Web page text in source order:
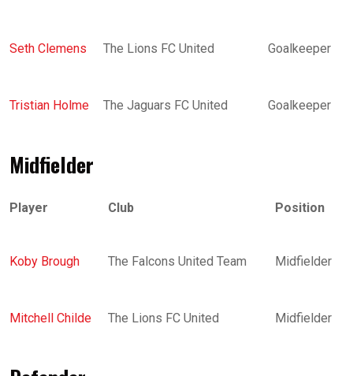
Seth Clemens The Lions FC United Goalkeeper
Tristian Holme The Jaguars FC United Goalkeeper
Midfielder
Player Club Position
Koby Brough The Falcons United Team Midfielder
Mitchell Childe The Lions FC United Midfielder